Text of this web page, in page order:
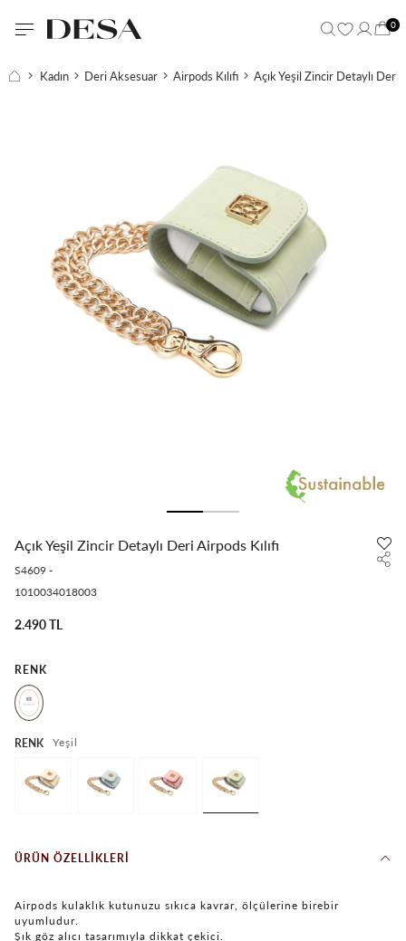
0
Kadın Deri Aksesuar Airpods Kılıfı Açık Yeşil Zincir Detaylı Deri
Açık Yeşil Zincir Detaylı Deri Airpods Kılıfı
S4609 -
1010034018003
2.490 TL
RENK
RENK Yeşil
ÜRÜN ÖZELLIKLERI
Airpods kulaklık kutunuzu sıkıca kavrar, ölçülerine birebir
uyumludur.
Şık göz alıcı tasarımıyla dikkat çekici.